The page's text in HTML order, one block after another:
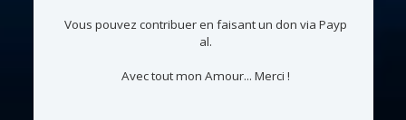
Vous pouvez contribuer en faisant un don via Payp
al.
Avec tout mon Amour... Merci !